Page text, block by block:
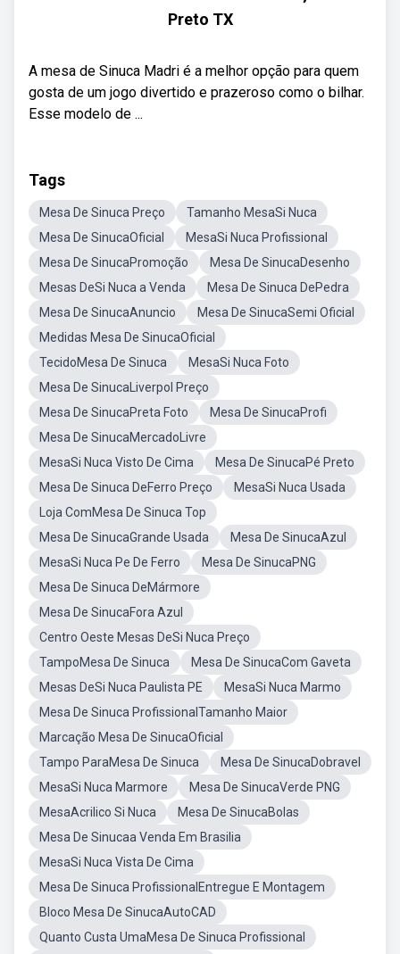
Preto TX
A mesa de Sinuca Madri é a melhor opção para quem
gosta de um jogo divertido e prazeroso como o bilhar.
Esse modelo de ...
Tags
Mesa De Sinuca Preço
Tamanho MesaSi Nuca
Mesa De SinucaOficial
MesaSi Nuca Profissional
Mesa De SinucaPromoção
Mesa De SinucaDesenho
Mesas DeSi Nuca a Venda
Mesa De Sinuca DePedra
Mesa De SinucaAnuncio
Mesa De SinucaSemi Oficial
Medidas Mesa De SinucaOficial
TecidoMesa De Sinuca
MesaSi Nuca Foto
Mesa De SinucaLiverpol Preço
Mesa De SinucaPreta Foto
Mesa De SinucaProfi
Mesa De SinucaMercadoLivre
MesaSi Nuca Visto De Cima
Mesa De SinucaPé Preto
Mesa De Sinuca DeFerro Preço
MesaSi Nuca Usada
Loja ComMesa De Sinuca Top
Mesa De SinucaGrande Usada
Mesa De SinucaAzul
MesaSi Nuca Pe De Ferro
Mesa De SinucaPNG
Mesa De Sinuca DeMármore
Mesa De SinucaFora Azul
Centro Oeste Mesas DeSi Nuca Preço
TampoMesa De Sinuca
Mesa De SinucaCom Gaveta
Mesas DeSi Nuca Paulista PE
MesaSi Nuca Marmo
Mesa De Sinuca ProfissionalTamanho Maior
Marcação Mesa De SinucaOficial
Tampo ParaMesa De Sinuca
Mesa De SinucaDobravel
MesaSi Nuca Marmore
Mesa De SinucaVerde PNG
MesaAcrilico Si Nuca
Mesa De SinucaBolas
Mesa De Sinucaa Venda Em Brasilia
MesaSi Nuca Vista De Cima
Mesa De Sinuca ProfissionalEntregue E Montagem
Bloco Mesa De SinucaAutoCAD
Quanto Custa UmaMesa De Sinuca Profissional